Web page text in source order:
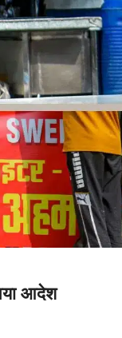
आदेश